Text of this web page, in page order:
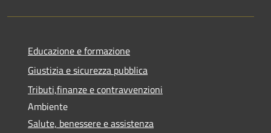
Educazione e formazione
Giustizia e sicurezza pubblica
Tributi,finanze e contravvenzioni
Ambiente
Salute, benessere e assistenza